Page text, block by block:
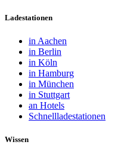
Ladestationen
in Aachen
in Berlin
in Köln
in Hamburg
in München
in Stuttgart
an Hotels
Schnellladestationen
Wissen